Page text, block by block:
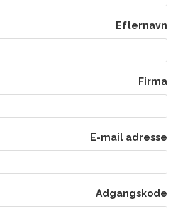
Efternavn
Firma
E-mail adresse
Adgangskode